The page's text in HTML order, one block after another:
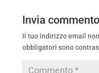
Invia commento
Il tuo indirizzo email
obbligatori sono